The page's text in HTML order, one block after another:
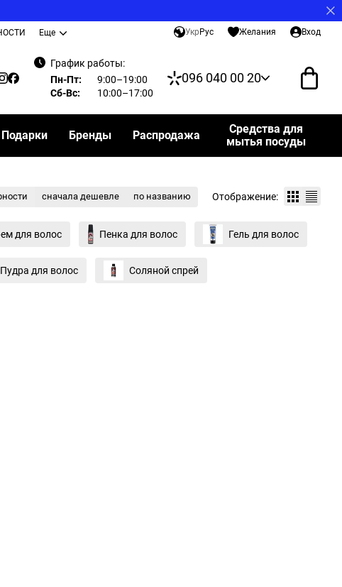
Еще Укр Рус Желания Вход
График работы:
Пн-Пт:
9:00–19:00
Сб-Вс:
10:00–17:00
096 040 00 20
Подарки Бренды Распродажа
Средства для
мытья посуды
сначала дешевле по названию Отображение:
для волос Пенка для волос Гель для волос
Пудра для волос Соляной спрей